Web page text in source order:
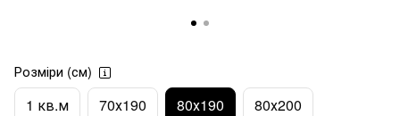
Розміри (см)
1 кв.м 70х190 80х190 80х200